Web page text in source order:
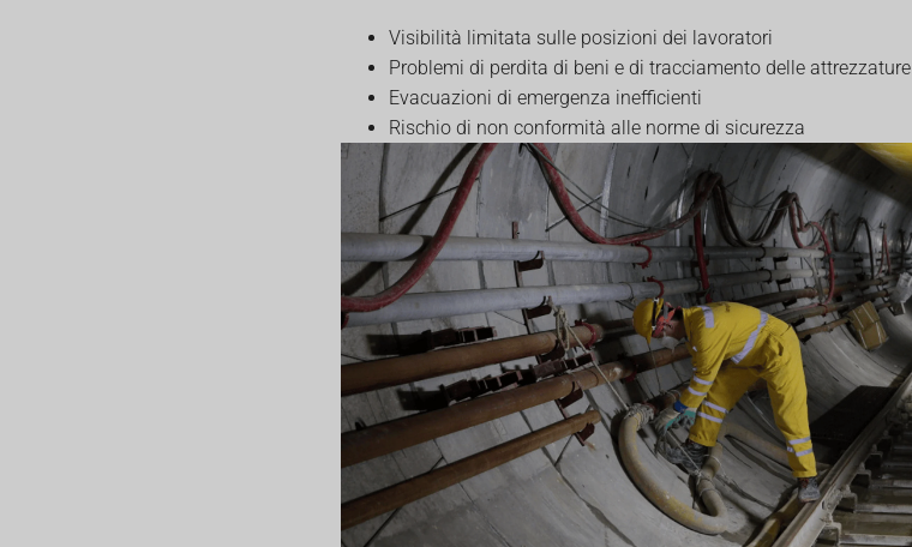
Visibilità limitata sulle posizioni dei lavoratori
Problemi di perdita di beni e di tracciamento delle attrezzature
Evacuazioni di emergenza inefficienti
Rischio di non conformità alle norme di sicurezza